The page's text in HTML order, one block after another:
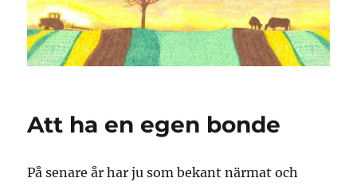
Att ha en egen bonde
På senare år har ju som bekant närmat och